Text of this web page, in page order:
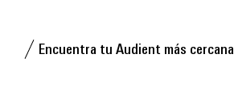
Encuentra tu Audient más cercana